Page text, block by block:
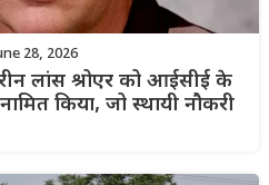
28, 2026
लांस श्रोएर को आईसीई के
किया, जो स्थायी नौकरी